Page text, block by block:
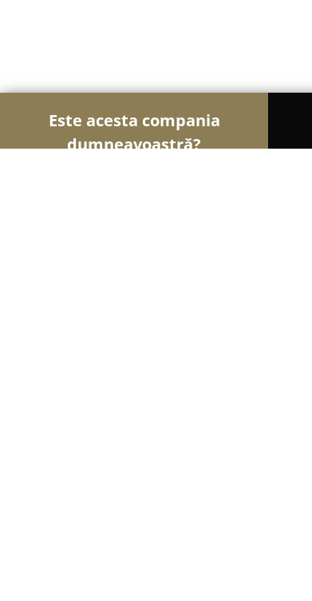
Este acesta compania
dumneavoastră?